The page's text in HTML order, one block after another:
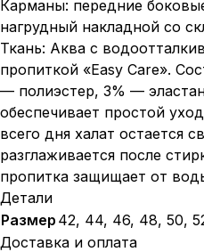
Карманы: передние
нагрудный накладной со
Ткань: Аква с
пропиткой «Easy Care».
— полиэстер, 3% —
обеспечивает простой
всего дня халат остается
разглаживается после
пропитка защищает от
Детали
Размер 42, 44, 46, 48, 50,
Доставка и оплата